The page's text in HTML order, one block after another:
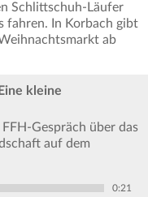
Schlittschuh-Läufer
fahren. In Korbach gibt
ab
kleine
Gespräch über das
auf dem
0:21